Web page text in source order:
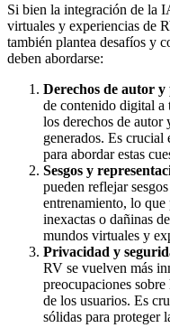
Si bien la integración de la
virtuales y experiencias de
también plantea desafíos y
deben abordarse:
Derechos de autor
de contenido digital a
los derechos de
generados. Es crucial
para abordar estas
Sesgos y
pueden reflejar
entrenamiento, lo que
inexactas o dañinas
mundos virtuales y
Privacidad y
RV se vuelven más
preocupaciones
de los usuarios. Es
sólidas para proteger